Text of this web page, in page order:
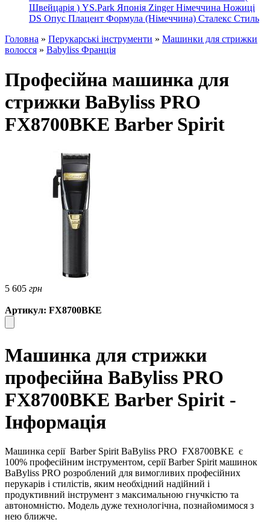
Швейцарія ) YS.Park Японія Zinger Німеччина Ножиці
DS Опус Плацент Формула (Німеччина) Сталекс Стиль
Головна » Перукарські інструменти » Машинки для стрижки
волосся » Babyliss Франція
Професійна машинка для
стрижки BaByliss PRO
FX8700BKE Barber Spirit
5 605 грн
Артикул: FX8700BKE
Машинка для стрижки
професійна BaByliss PRO
FX8700BKE Barber Spirit -
Інформація
Машинка серії Barber Spirit BaByliss PRO FX8700BKE є
100% професійним інструментом, серії Barber Spirit машинок
BaByliss PRO розроблений для вимогливих професійних
перукарів і стилістів, яким необхідний надійний і
продуктивний інструмент з максимальною гнучкістю та
автономністю. Модель дуже технологічна, познайомимося з
нею ближче.